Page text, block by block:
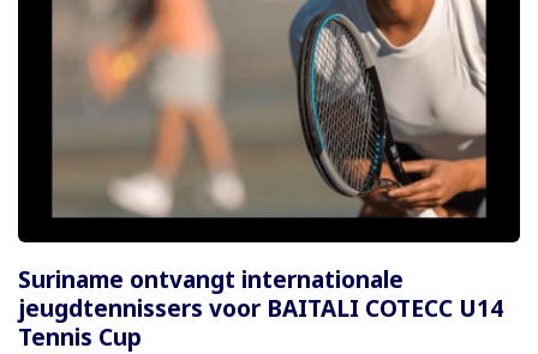
Suriname ontvangt internationale
jeugdtennissers voor BAITALI COTECC U14
Tennis Cup